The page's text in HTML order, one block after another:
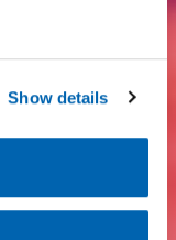
Show details